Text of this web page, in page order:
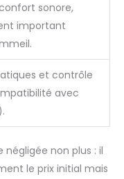
sonore,
important
et contrôle
avec
non plus : il
le prix initial mais